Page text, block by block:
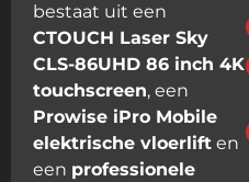
bestaat uit een
CTOUCH Laser Sky
CLS-86UHD 86 inch 4K
touchscreen, een
Prowise iPro Mobile
elektrische vloerlift en
een professionele